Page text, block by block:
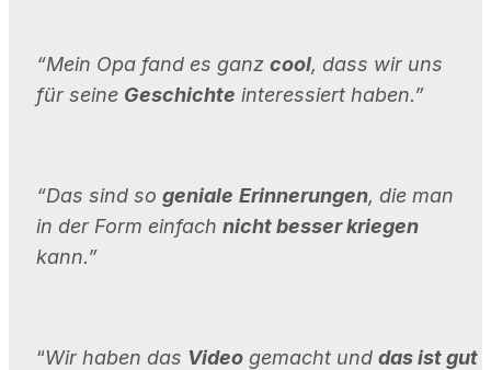
“Mein Opa fand es ganz cool, dass wir uns
für seine Geschichte interessiert haben.”
“Das sind so geniale Erinnerungen, die man
in der Form einfach nicht besser kriegen
kann.”
“Wir haben das Video gemacht und das ist gut